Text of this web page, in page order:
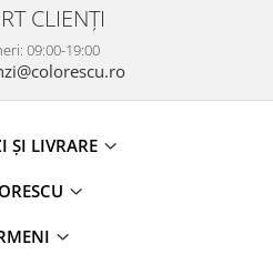
CLIENȚI
09:00-19:00
ȘI LIVRARE